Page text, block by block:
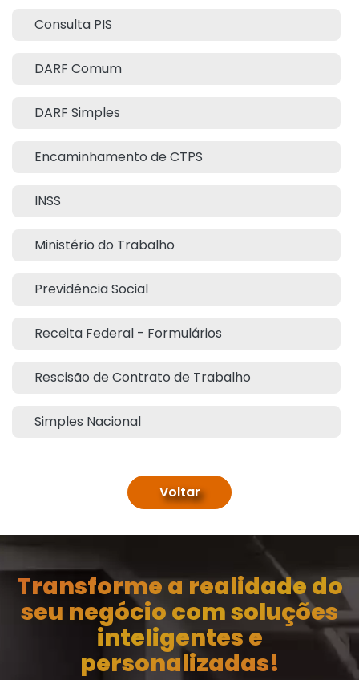
Consulta PIS
DARF Comum
DARF Simples
Encaminhamento de CTPS
INSS
Ministério do Trabalho
Previdência Social
Receita Federal - Formulários
Rescisão de Contrato de Trabalho
Simples Nacional
Voltar
Transforme a realidade do
seu negócio com soluções
inteligentes e
personalizadas!